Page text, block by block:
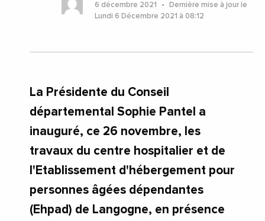
6 décembre 2021
Dernière mise à jour le
Lundi 6 Décembre 2021 à 08:12
La Présidente du Conseil
départemental Sophie Pantel a
inauguré, ce 26 novembre, les
travaux du centre hospitalier et de
l'Etablissement d'hébergement pour
personnes âgées dépendantes
(Ehpad) de Langogne, en présence